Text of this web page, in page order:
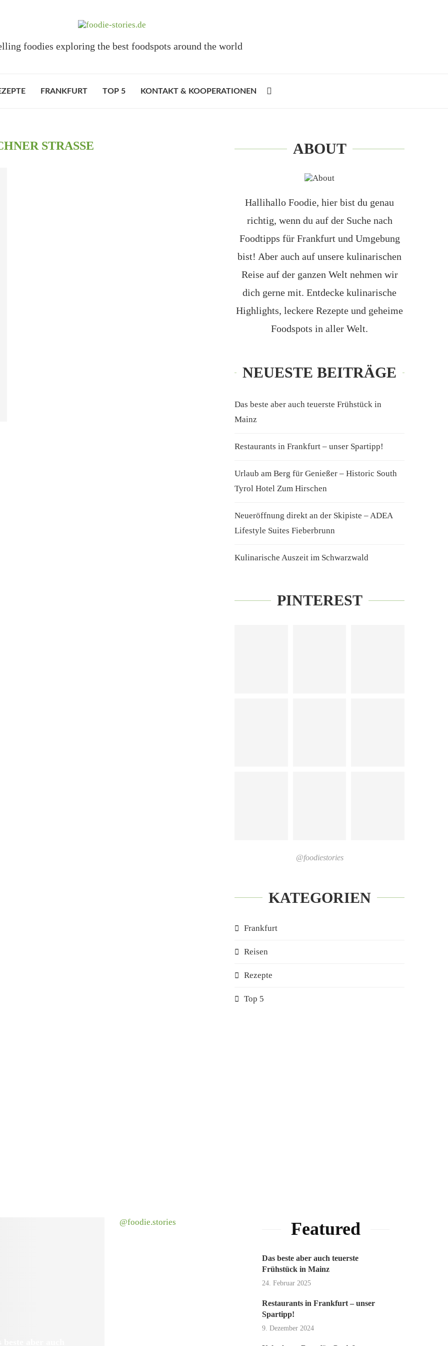
foodies exploring the best foodspots around the world
FRANKFURT TOP 5 KONTAKT & KOOPERATIONEN
STRASSE ABOUT
Hallihallo Foodie, hier bist du genau
richtig, wenn du auf der Suche nach
Foodtipps für Frankfurt und Umgebung
bist! Aber auch auf unsere kulinarischen
Reise auf der ganzen Welt nehmen wir
dich gerne mit. Entdecke kulinarische
Highlights, leckere Rezepte und geheime
Foodspots in aller Welt.
NEUESTE BEITRÄGE
Das beste aber auch teuerste Frühstück in
Mainz
Restaurants in Frankfurt – unser Spartipp!
Urlaub am Berg für Genießer – Historic South
Tyrol Hotel Zum Hirschen
Neueröffnung direkt an der Skipiste – ADEA
Lifestyle Suites Fieberbrunn
Kulinarische Auszeit im Schwarzwald
PINTEREST
@foodiestories
KATEGORIEN
Frankfurt
Reisen
Rezepte
Top 5
@foodie.stories Featured
Das beste aber auch teuerste
Frühstück in Mainz
24. Februar 2025
Restaurants in Frankfurt – unser
Spartipp!
9. Dezember 2024